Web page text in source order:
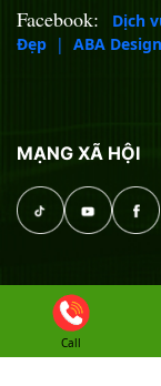
Facebook:
Dịch
Đẹp | ABA Design
MẠNG XÃ HỘI
Copyright
Call